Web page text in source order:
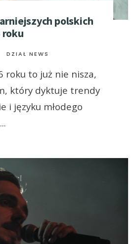
polskich
roku
DZIAŁ NEWS
roku to już nie nisza,
który dyktuje trendy
i języku młodego
...